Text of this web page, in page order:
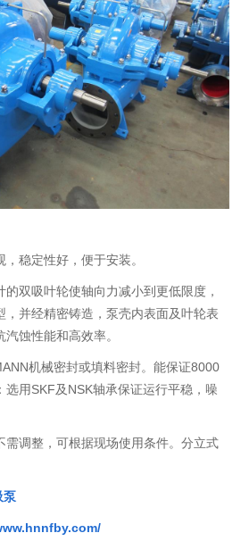
稳定性好，便于安装。
双吸叶轮使轴向力减小到更低限度，
，并经精密铸造，泵壳内表面及叶轮表
蚀性能和高效率。
机械密封或填料密封。能保证8000
选用SKF及NSK轴承保证运行平稳，噪
需调整，可根据现场使用条件。分立式
泵